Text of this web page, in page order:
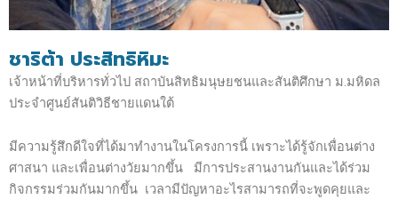
ชาริต้า ประสิทธิหิมะ
เจ้าหน้าที่บริหารทั่วไป สถาบันสิทธิมนุษยชนและสันติศึกษา ม.มหิดล
ประจำศูนย์สันติวิธีชายแดนใต้
มีความรู้สึกดีใจที่ได้มาทำงานในโครงการนี้ เพราะได้รู้จักเพื่อนต่าง
ศาสนา และเพื่อนต่างวัยมากขึ้น มีการประสานงานกันและได้ร่วม
กิจกรรมร่วมกันมากขึ้น เวลามีปัญหาอะไรสามารถที่จะพูดคุยและ